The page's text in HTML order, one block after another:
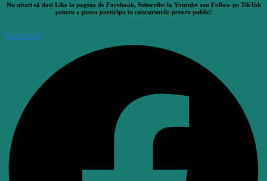
Nu uitați să dațiLike la pagina de Facebook, Subscribe la Youtube sauFollow pe TikTok
pentru a putea participa înconcursurile pentru public!
Facebook